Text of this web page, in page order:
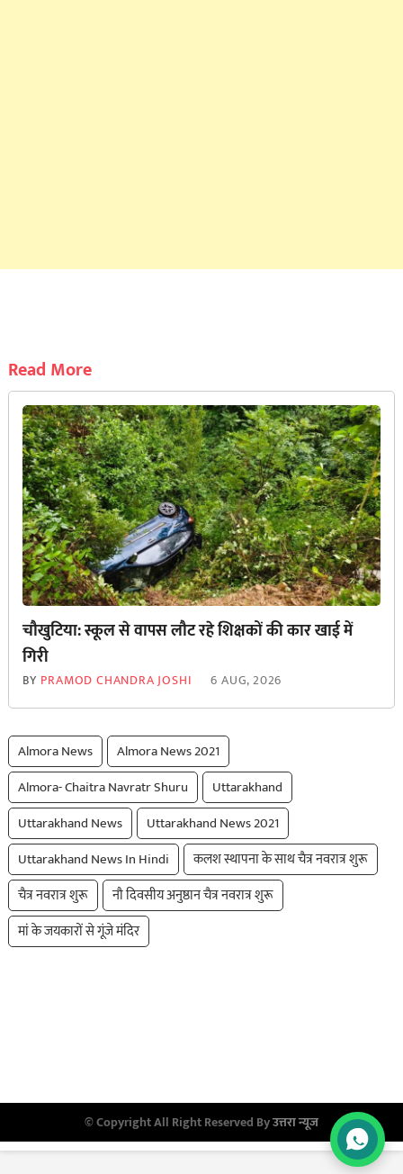
Read More
चौखुटिया: स्कूल से वापस लौट रहे शिक्षकों की कार खाई में
गिरी
BY PRAMOD CHANDRA JOSHI 6 AUG, 2026
Almora News
Almora News 2021
Almora- Chaitra Navratr Shuru
Uttarakhand
Uttarakhand News
Uttarakhand News 2021
Uttarakhand News In Hindi
कलश स्थापना के साथ चैत्र नवरात्र शुरू
चैत्र नवरात्र शुरू
नौ दिवसीय अनुष्ठान चैत्र नवरात्र शुरू
मां के जयकारों से गूंजे मंदिर
© Copyright All Right Reserved Byउत्तरा न्यूज